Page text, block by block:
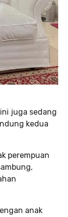
juga sedang
kedua
perempuan
anak